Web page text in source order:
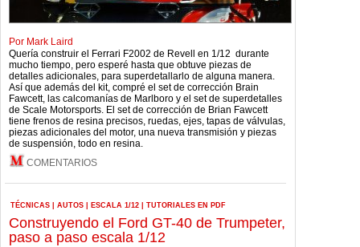
Por Mark Laird
Quería construir el Ferrari F2002 de Revell en 1/12 durante
mucho tiempo, pero esperé hasta que obtuve piezas de
detalles adicionales, para superdetallarlo de alguna manera.
Así que además del kit, compré el set de corrección Brain
Fawcett, las calcomanías de Marlboro y el set de superdetalles
de Scale Motorsports. El set de corrección de Brian Fawcett
tiene frenos de resina precisos, ruedas, ejes, tapas de válvulas,
piezas adicionales del motor, una nueva transmisión y piezas
de suspensión, todo en resina.
COMENTARIOS
TÉCNICAS AUTOS ESCALA 1/12 TUTORIALES EN PDF
Construyendo el Ford GT-40 de Trumpeter,
paso a paso escala 1/12